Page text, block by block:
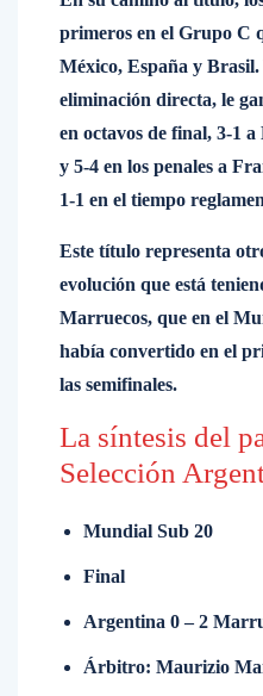
primeros en el Grupo C
México, España y Brasil.
eliminación directa, le
en octavos de final, 3-1
y 5-4 en los penales a
1-1 en el tiempo
Este título representa
evolución que está
Marruecos, que en el
había convertido en el
las semifinales.
La síntesis del
Selección
Mundial Sub 20
Final
Argentina 0 – 2
Árbitro: Maurizio